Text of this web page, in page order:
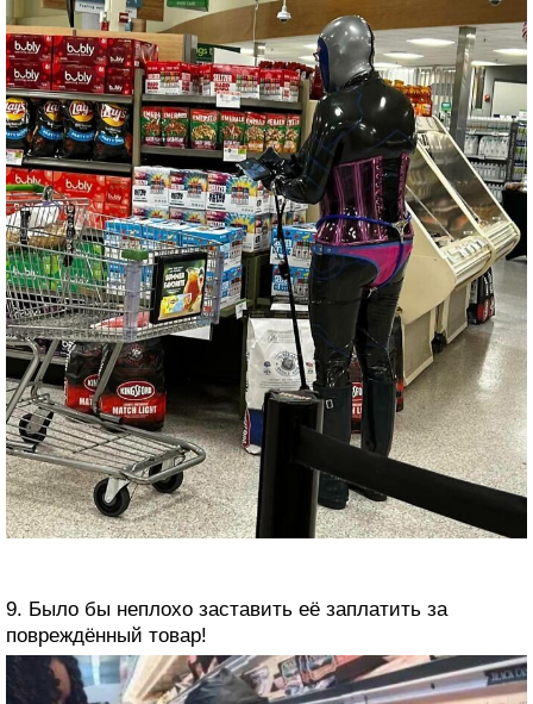
9. Было бы неплохо заставить её заплатить за
повреждённый товар!